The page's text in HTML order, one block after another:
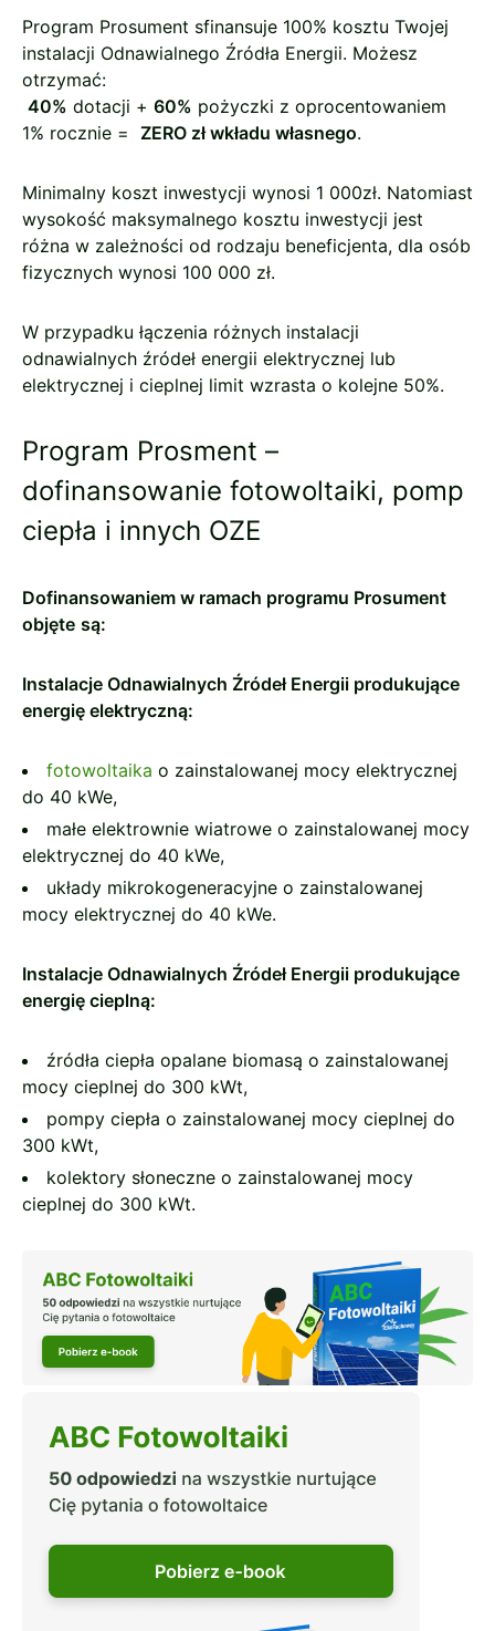
Program Prosument sfinansuje 100% kosztu Twojej
instalacji Odnawialnego Źródła Energii. Możesz
otrzymać:
40% dotacji + 60% pożyczki z oprocentowaniem
1% rocznie = ZERO zł wkładu własnego.
Minimalny koszt inwestycji wynosi 1 000zł. Natomiast
wysokość maksymalnego kosztu inwestycji jest
różna w zależności od rodzaju beneficjenta, dla osób
fizycznych wynosi 100 000 zł.
W przypadku łączenia różnych instalacji
odnawialnych źródeł energii elektrycznej lub
elektrycznej i cieplnej limit wzrasta o kolejne 50%.
Program Prosment –
dofinansowanie fotowoltaiki, pomp
ciepła i innych OZE
Dofinansowaniem w ramach programu Prosument
objęte są:
Instalacje Odnawialnych Źródeł Energii produkujące
energię elektryczną:
fotowoltaika o zainstalowanej mocy elektrycznej
do 40 kWe,
małe elektrownie wiatrowe o zainstalowanej mocy
elektrycznej do 40 kWe,
układy mikrokogeneracyjne o zainstalowanej
mocy elektrycznej do 40 kWe.
Instalacje Odnawialnych Źródeł Energii produkujące
energię cieplną:
źródła ciepła opalane biomasą o zainstalowanej
mocy cieplnej do 300 kWt,
pompy ciepła o zainstalowanej mocy cieplnej do
300 kWt,
kolektory słoneczne o zainstalowanej mocy
cieplnej do 300 kWt.